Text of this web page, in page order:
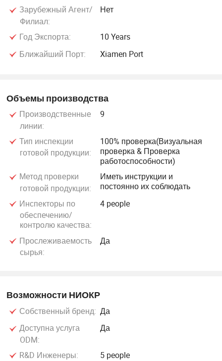
Зарубежный Агент/
Филиал:
Нет
Год Экспорта:
10 Years
Ближайший Порт:
Xiamen Port
Объемы производства
Производственные
линии:
9
Тип инспекции
готовой продукции:
100% проверка(Визуальная
проверка & Проверка
работоспособности)
Метод проверки
готовой продукции:
Иметь инструкции и
постоянно их соблюдать
Инспекторы по
обеспечению/
контролю качества:
4 people
Прослеживаемость
сырья:
Да
Возможности НИОКР
Собственный бренд: Да
Доступна услуга
ODM:
Да
R&D Инженеры:
5 people